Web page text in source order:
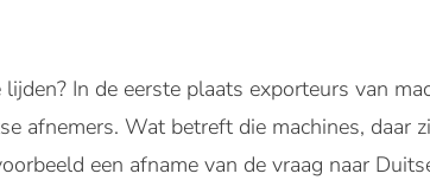
In de eerste plaats exporteurs van
afnemers. Wat betreft die machines, daar
een afname van de vraag naar